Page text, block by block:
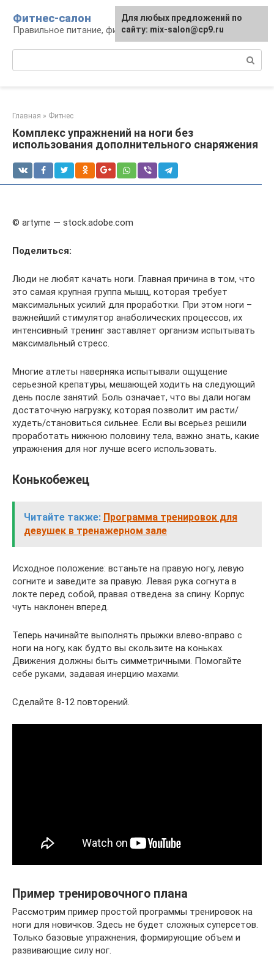
контенту
Фитнес-салон
Правильное питание, фитнес, образ жизни
Главная » Фитнес
Комплекс упражнений на ноги без
использования дополнительного снаряжения
© artyme — stock.adobe.com
Поделиться:
Люди не любят качать ноги. Главная причина в том, что
это самая крупная группа мышц, которая требует
максимальных усилий для проработки. При этом ноги –
важнейший стимулятор анаболических процессов, их
интенсивный тренинг заставляет организм испытывать
максимальный стресс.
Многие атлеты наверняка испытывали ощущение
серьезной крепатуры, мешающей ходить на следующий
день после занятий. Боль означает, что вы дали ногам
достаточную нагрузку, которая позволит им расти/
худеть/становиться сильнее. Если вы всерьез решили
проработать нижнюю половину тела, важно знать, какие
упражнения для ног лучше всего использовать.
Конькобежец
Читайте также: Программа тренировок для
девушек в тренажерном зале
Исходное положение: встаньте на правую ногу, левую
согните и заведите за правую. Левая рука согнута в
локте перед собой, правая отведена за спину. Корпус
чуть наклонен вперед.
Теперь начинайте выполнять прыжки влево-вправо с
ноги на ногу, как будто вы скользите на коньках.
Движения должны быть симметричными. Помогайте
себе руками, задавая инерцию махами.
Сделайте 8-12 повторений.
Пример тренировочного плана
Рассмотрим пример простой программы тренировок на
ноги для новичков. Здесь не будет сложных суперсетов.
Только базовые упражнения, формирующие объем и
развивающие силу ног.
Для любых предложений по
сайту: mix-salon@cp9.ru